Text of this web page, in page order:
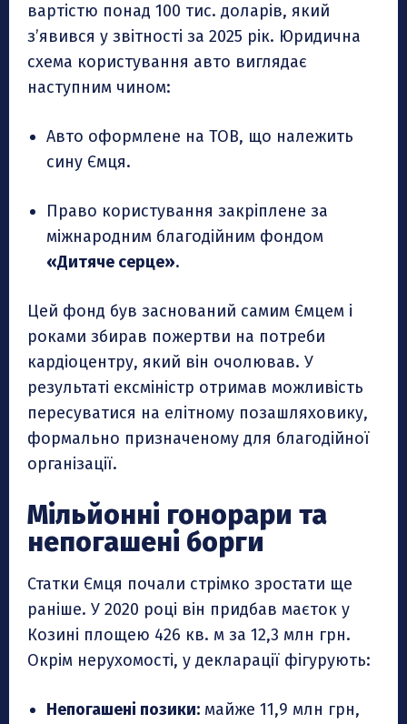
вартістю понад 100 тис. доларів, який
з’явився у звітності за 2025 рік. Юридична
схема користування авто виглядає
наступним чином:
Авто оформлене на ТОВ, що належить
сину Ємця.
Право користування закріплене за
міжнародним благодійним фондом
«Дитяче серце».
Цей фонд був заснований самим Ємцем і
роками збирав пожертви на потреби
кардіоцентру, який він очолював. У
результаті ексміністр отримав можливість
пересуватися на елітному позашляховику,
формально призначеному для благодійної
організації.
Мільйонні гонорари та
непогашені борги
Статки Ємця почали стрімко зростати ще
раніше. У 2020 році він придбав маєток у
Козині площею 426 кв. м за 12,3 млн грн.
Окрім нерухомості, у декларації фігурують:
Непогашені позики: майже 11,9 млн грн,